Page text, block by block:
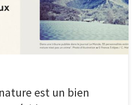
est un bien